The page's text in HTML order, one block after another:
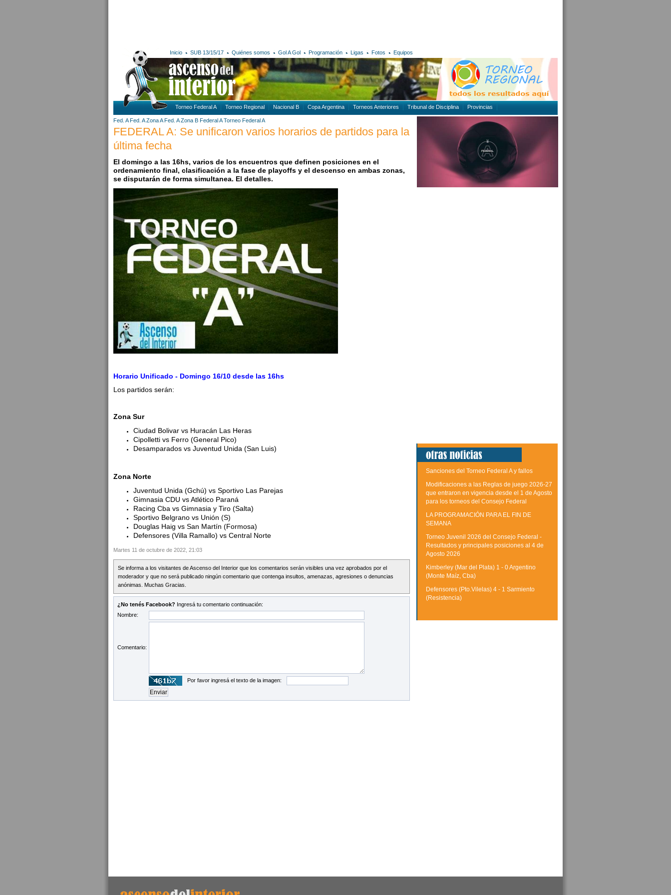
Inicio SUB 13/15/17 Quiénes somos Gol A Gol Programación Ligas Fotos Equipos
Torneo Federal A Torneo Regional Nacional B Copa Argentina Torneos Anteriores Tribunal de Disciplina Provincias
Fed. A Fed. A Zona A Fed. A Zona B Federal A Torneo Federal A
FEDERAL A: Se unificaron varios horarios de partidos para la
última fecha
El domingo a las 16hs, varios de los encuentros que definen posiciones en el
ordenamiento final, clasificación a la fase de playoffs y el descenso en ambas zonas,
se disputarán de forma simultanea. El detalles.
Horario Unificado - Domingo 16/10 desde las 16hs
Los partidos serán:
Zona Sur
Ciudad Bolivar vs Huracán Las Heras
Cipolletti vs Ferro (General Pico)
Desamparados vs Juventud Unida (San Luis)
Zona Norte
Juventud Unida (Gchú) vs Sportivo Las Parejas
Gimnasia CDU vs Atlético Paraná
Racing Cba vs Gimnasia y Tiro (Salta)
Sportivo Belgrano vs Unión (S)
Douglas Haig vs San Martín (Formosa)
Defensores (Villa Ramallo) vs Central Norte
Martes 11 de octubre de 2022, 21:03
Se informa a los visitantes de Ascenso del Interior que los comentarios serán visibles una vez aprobados por el
moderador y que no será publicado ningún comentario que contenga insultos, amenazas, agresiones o denuncias
anónimas. Muchas Gracias.
¿No tenés Facebook? Ingresá tu comentario continuación:
Nombre:
Comentario:
Por favor ingresá el texto de la imagen:
Sanciones del Torneo Federal A y fallos
Modificaciones a las Reglas de juego 2026-27
que entraron en vigencia desde el 1 de Agosto
para los torneos del Consejo Federal
LA PROGRAMACIÓN PARA EL FIN DE
SEMANA
Torneo Juvenil 2026 del Consejo Federal -
Resultados y principales posiciones al 4 de
Agosto 2026
Kimberley (Mar del Plata) 1 - 0 Argentino
(Monte Maíz, Cba)
Defensores (Pto.Vilelas) 4 - 1 Sarmiento
(Resistencia)